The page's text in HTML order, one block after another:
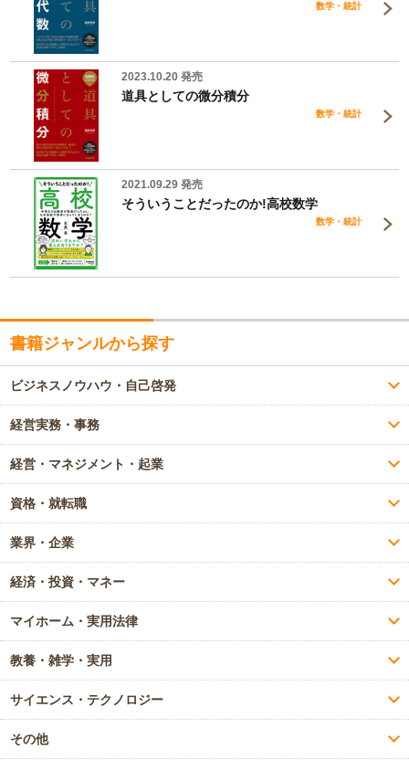
数学・統計
2023.10.20 発売
道具としての微分積分
数学・統計
2021.09.29 発売
そういうことだったのか!高校数学
数学・統計
書籍ジャンルから探す
ビジネスノウハウ・自己啓発
経営実務・事務
経営・マネジメント・起業
資格・就転職
業界・企業
経済・投資・マネー
マイホーム・実用法律
教養・雑学・実用
サイエンス・テクノロジー
その他